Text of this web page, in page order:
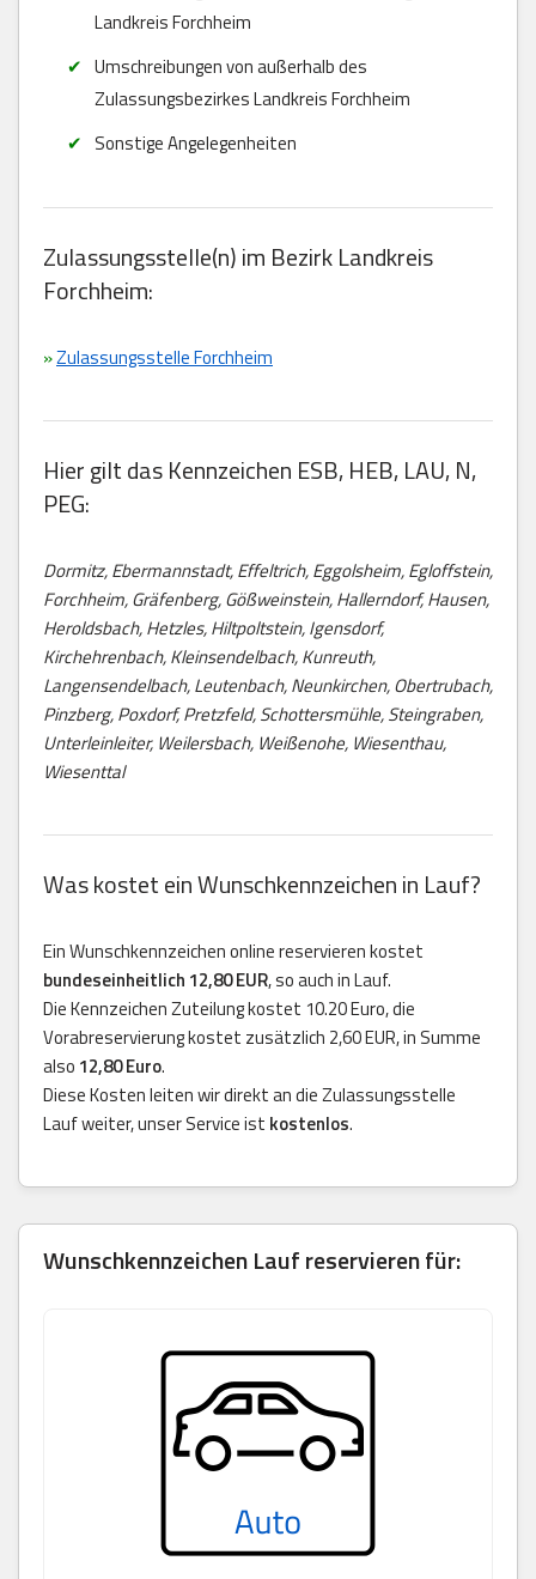
Landkreis Forchheim
Umschreibungen von außerhalb des
Zulassungsbezirkes Landkreis Forchheim
Sonstige Angelegenheiten
Zulassungsstelle(n) im Bezirk Landkreis
Forchheim:
»Zulassungsstelle Forchheim
Hier gilt das Kennzeichen ESB, HEB, LAU, N,
PEG:
Dormitz, Ebermannstadt, Effeltrich, Eggolsheim, Egloffstein,
Forchheim, Gräfenberg, Gößweinstein, Hallerndorf, Hausen,
Heroldsbach, Hetzles, Hiltpoltstein, Igensdorf,
Kirchehrenbach, Kleinsendelbach, Kunreuth,
Langensendelbach, Leutenbach, Neunkirchen, Obertrubach,
Pinzberg, Poxdorf, Pretzfeld, Schottersmühle, Steingraben,
Unterleinleiter, Weilersbach, Weißenohe, Wiesenthau,
Wiesenttal
Was kostet ein Wunschkennzeichen in Lauf?
Ein Wunschkennzeichen online reservieren kostet
bundeseinheitlich 12,80 EUR, so auch in Lauf.
Die Kennzeichen Zuteilung kostet 10.20 Euro, die
Vorabreservierung kostet zusätzlich 2,60 EUR, in Summe
also 12,80 Euro.
Diese Kosten leiten wir direkt an die Zulassungsstelle
Lauf weiter, unser Service ist kostenlos.
Wunschkennzeichen Lauf reservieren für: